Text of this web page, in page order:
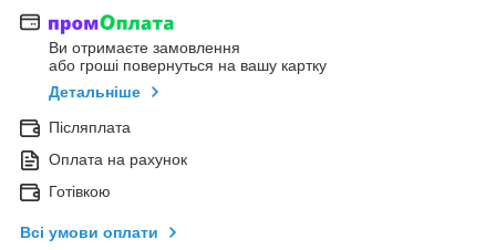
Ви отримаєте замовлення
або гроші повернуться на вашу картку
Детальніше
Післяплата
Оплата на рахунок
Готівкою
Всі умови оплати